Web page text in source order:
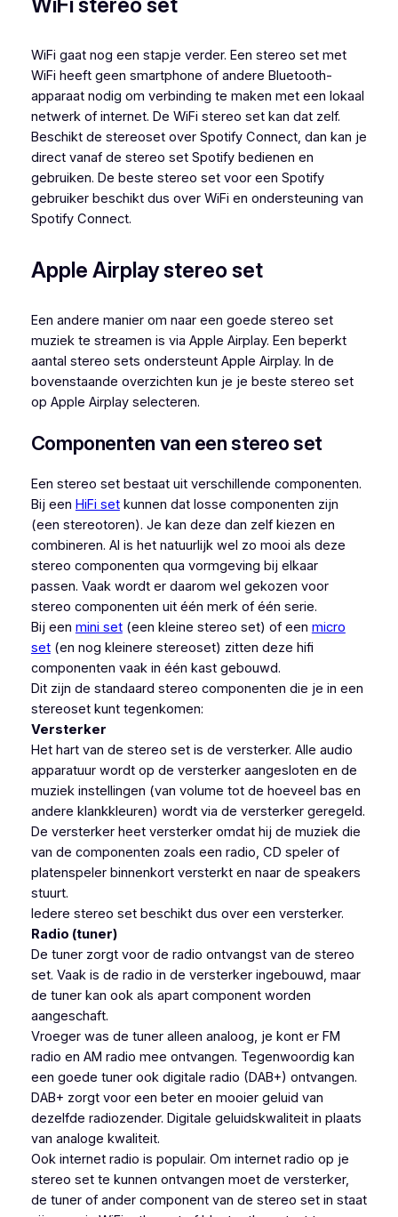
WiFi gaat nog een stapje verder. Een stereo set met
WiFi heeft geen smartphone of andere Bluetooth-
apparaat nodig om verbinding te maken met een lokaal
netwerk of internet. De WiFi stereo set kan dat zelf.
Beschikt de stereoset over Spotify Connect, dan kan je
direct vanaf de stereo set Spotify bedienen en
gebruiken. De beste stereo set voor een Spotify
gebruiker beschikt dus over WiFi en ondersteuning van
Spotify Connect.
Apple Airplay stereo set
Een andere manier om naar een goede stereo set
muziek te streamen is via Apple Airplay. Een beperkt
aantal stereo sets ondersteunt Apple Airplay. In de
bovenstaande overzichten kun je je beste stereo set
op Apple Airplay selecteren.
Componenten van een stereo set
Een stereo set bestaat uit verschillende componenten.
Bij een HiFi setkunnen dat losse componenten zijn
(een stereotoren). Je kan deze dan zelf kiezen en
combineren. Al is het natuurlijk wel zo mooi als deze
stereo componenten qua vormgeving bij elkaar
passen. Vaak wordt er daarom wel gekozen voor
stereo componenten uit één merk of één serie.
Bij een mini set(een kleine stereo set) of een micro
set(en nog kleinere stereoset) zitten deze hifi
componenten vaak in één kast gebouwd.
Dit zijn de standaard stereo componenten die je in een
stereoset kunt tegenkomen:
Versterker
Het hart van de stereo set is de versterker. Alle audio
apparatuur wordt op de versterker aangesloten en de
muziek instellingen (van volume tot de hoeveel bas en
andere klankkleuren) wordt via de versterker geregeld.
De versterker heet versterker omdat hij de muziek die
van de componenten zoals een radio, CD speler of
platenspeler binnenkort versterkt en naar de speakers
stuurt.
Iedere stereo set beschikt dus over een versterker.
Radio (tuner)
De tuner zorgt voor de radio ontvangst van de stereo
set. Vaak is de radio in de versterker ingebouwd, maar
de tuner kan ook als apart component worden
aangeschaft.
Vroeger was de tuner alleen analoog, je kont er FM
radio en AM radio mee ontvangen. Tegenwoordig kan
een goede tuner ook digitale radio (DAB+) ontvangen.
DAB+ zorgt voor een beter en mooier geluid van
dezelfde radiozender. Digitale geluidskwaliteit in plaats
van analoge kwaliteit.
Ook internet radio is populair. Om internet radio op je
stereo set te kunnen ontvangen moet de versterker,
de tuner of ander component van de stereo set in staat